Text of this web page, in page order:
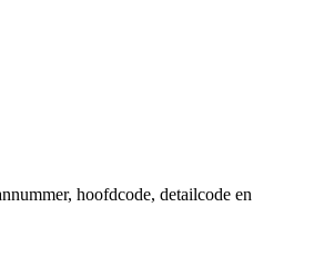
hoofdcode, detailcode en